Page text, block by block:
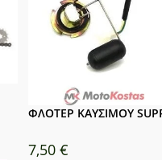
ΦΛΟΤΕΡ ΚΑΥΣΙΜΟΥ
7,50 €